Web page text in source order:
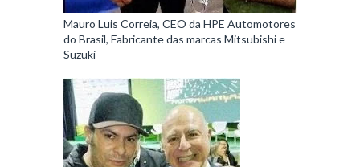
Mauro Luis Correia, CEO da HPE Automotores
do Brasil, Fabricante das marcas Mitsubishi e
Suzuki